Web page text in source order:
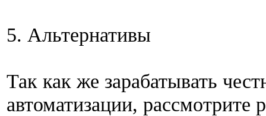
5. Альтернативы
Так как же зарабатывать
автоматизации, рассмотрите